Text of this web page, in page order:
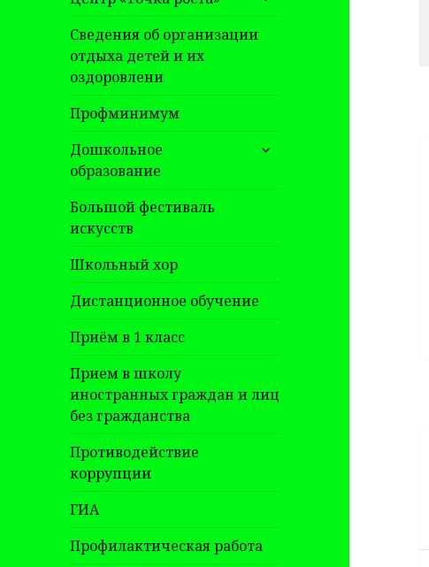
дочернее
меню
Сведения об организации
отдыха детей и их
оздоровлени
Профминимум
Дошкольное
образование
раскрыть
Большой фестиваль
искусств
Школьный хор
Дистанционное обучение
Приём в 1 класс
Прием в школу
иностранных граждан и лиц
без гражданства
Противодействие
коррупции
ГИА
Профилактическая работа